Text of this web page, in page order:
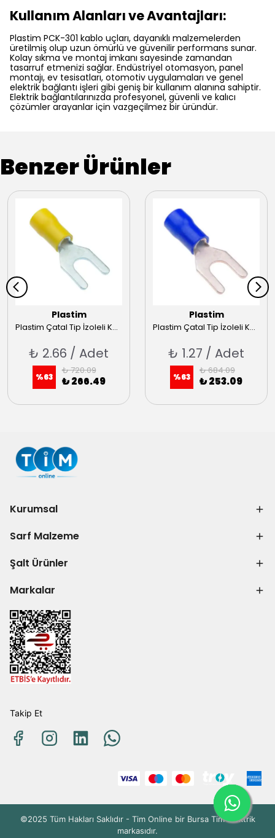
Kullanım Alanları ve Avantajları:
Plastim PCK-301 kablo uçları, dayanıklı malzemelerden
üretilmiş olup uzun ömürlü ve güvenilir performans sunar.
Kolay sıkma ve montaj imkanı sayesinde zamandan
tasarruf etmenizi sağlar. Endüstriyel otomasyon, panel
montajı, ev tesisatları, otomotiv uygulamaları ve genel
elektrik bağlantı işleri gibi geniş bir kullanım alanına sahiptir.
Elektrik bağlantılarınızda profesyonel, güvenli ve kalıcı
çözümler arayanlar için vazgeçilmez bir üründür.
Benzer Ürünler
Plastim
Plastim Çatal Tip İzoleli Kablo Uçları PCK-506
₺ 2.66 / Adet
%63
₺ 720.09
₺ 266.49
Plastim
Plastim Çatal Tip İzoleli Kablo Uçları PCK-502
₺ 1.27 / Adet
%63
₺ 684.09
₺ 253.09
Kurumsal
Sarf Malzeme
Şalt Ürünler
Markalar
Takip Et
©2025 Tüm Hakları Saklıdır - Tim Online bir Bursa Tim Elektrik
markasıdır.